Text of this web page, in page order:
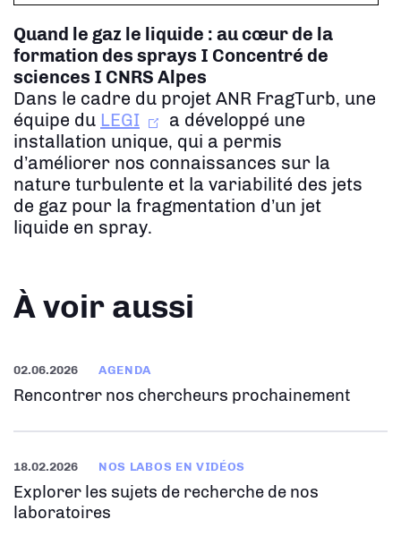
Quand le gaz le liquide : au cœur de la
formation des sprays I Concentré de
sciences I CNRS Alpes
Dans le cadre du projet ANR FragTurb, une
équipe du LEGI
a développé une
installation unique, qui a permis
d’améliorer nos connaissances sur la
nature turbulente et la variabilité des jets
de gaz pour la fragmentation d’un jet
liquide en spray.
À voir aussi
02.06.2026 AGENDA
Rencontrer nos chercheurs prochainement
18.02.2026 NOS LABOS EN VIDÉOS
Explorer les sujets de recherche de nos
laboratoires